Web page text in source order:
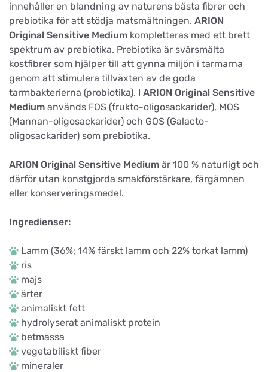
innehåller en blandning av naturens bästa fibrer och
prebiotika för att stödja matsmältningen. ARION
Original Sensitive Medium kompletteras med ett brett
spektrum av prebiotika. Prebiotika är svårsmälta
kostfibrer som hjälper till att gynna miljön i tarmarna
genom att stimulera tillväxten av de goda
tarmbakterierna (probiotika). I ARION Original Sensitive
Medium används FOS (frukto-oligosackarider), MOS
(Mannan-oligosackarider) och GOS (Galacto-
oligosackarider) som prebiotika.
ARION Original Sensitive Medium är 100 % naturligt och
därför utan konstgjorda smakförstärkare, färgämnen
eller konserveringsmedel.
Ingredienser:
Lamm (36%; 14% färskt lamm och 22% torkat lamm)
ris
majs
ärter
animaliskt fett
hydrolyserat animaliskt protein
betmassa
vegetabiliskt fiber
mineraler